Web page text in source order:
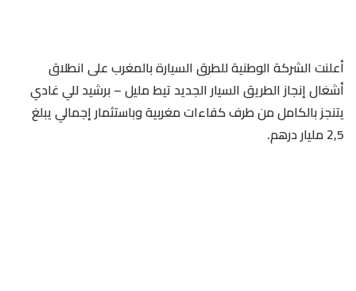
أعلنت الشركة الوطنية للطرق السيارة بالمغرب على انطلاق
أشغال إنجاز الطريق السيار الجديد تيط مليل – برشيد للي غادي
يتنجز بالكامل من طرف كفاءات مغربية وباستثمار إجمالي يبلغ
2,5 مليار درهم.